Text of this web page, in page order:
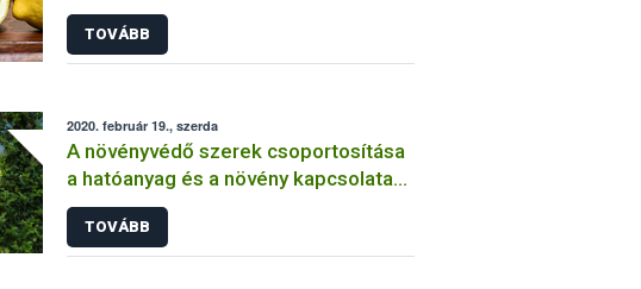
TOVÁBB
2020. február 19., szerda
A növényvédő szerek csoportosítása
a hatóanyag és a növény kapcsolata
szerint
TOVÁBB